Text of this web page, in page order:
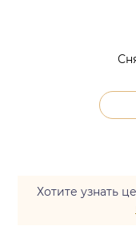
Хотите узнать